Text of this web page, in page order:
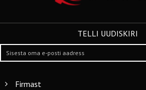
TELLI UUDISKIRI
Firmast